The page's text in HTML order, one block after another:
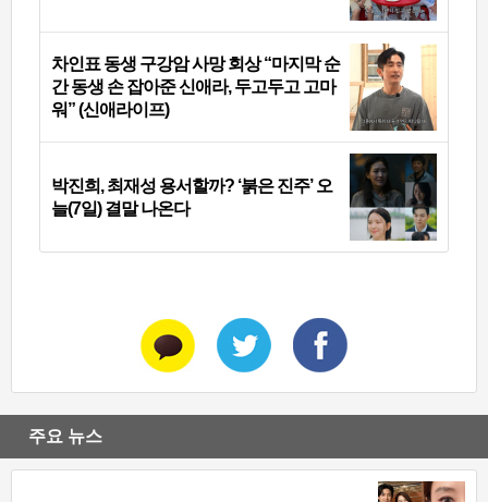
차인표 동생 구강암 사망 회상 “마지막 순
간 동생 손 잡아준 신애라, 두고두고 고마
워” (신애라이프)
박진희, 최재성 용서할까? ‘붉은 진주’ 오
늘(7일) 결말 나온다
주요 뉴스